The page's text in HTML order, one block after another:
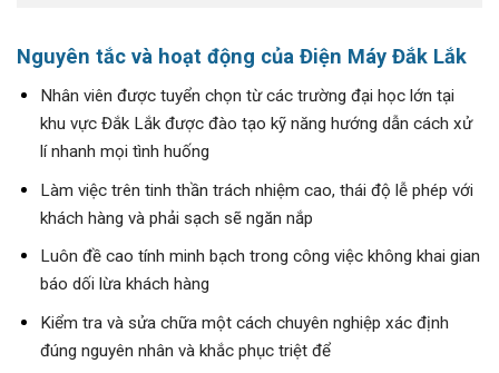
Nguyên tắc và hoạt động của Điện Máy Đắk Lắk
Nhân viên được tuyển chọn từ các trường đại học lớn tại
khu vực Đắk Lắk được đào tạo kỹ năng hướng dẫn cách xử
lí nhanh mọi tình huống
Làm việc trên tinh thần trách nhiệm cao, thái độ lễ phép với
khách hàng và phải sạch sẽ ngăn nắp
Luôn đề cao tính minh bạch trong công việc không khai gian
báo dối lừa khách hàng
Kiểm tra và sửa chữa một cách chuyên nghiệp xác định
đúng nguyên nhân và khắc phục triệt để